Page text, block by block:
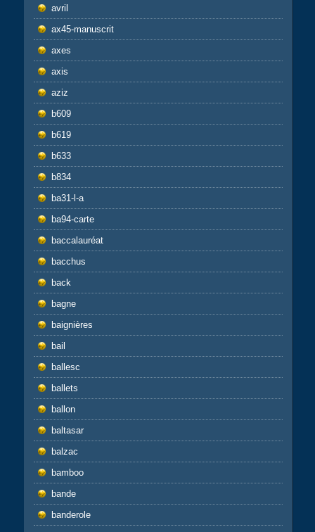
avril
ax45-manuscrit
axes
axis
aziz
b609
b619
b633
b834
ba31-l-a
ba94-carte
baccalauréat
bacchus
back
bagne
baignières
bail
ballesc
ballets
ballon
baltasar
balzac
bamboo
bande
banderole